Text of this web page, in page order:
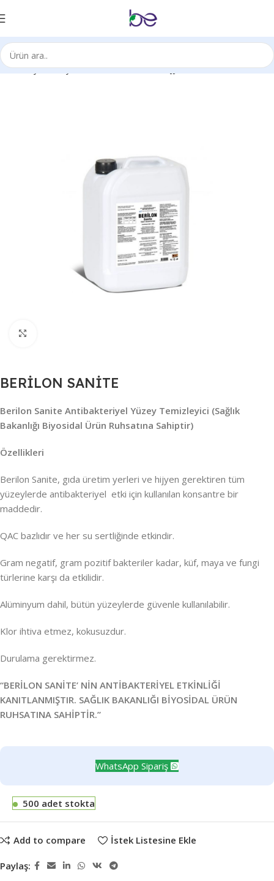
Ana Sayfa Kimyasal Ürünleri Mutfak Hijyeni
BERİLON SANİTE
Berilon Sanite Antibakteriyel Yüzey Temizleyici (Sağlık
Bakanlığı Biyosidal Ürün Ruhsatına Sahiptir)
Özellikleri
Berilon Sanite, gıda üretim yerleri ve hijyen gerektiren tüm
yüzeylerde antibakteriyel etki için kullanılan konsantre bir
maddedir.
QAC bazlıdır ve her su sertliğinde etkindir.
Gram negatif, gram pozitif bakteriler kadar, küf, maya ve fungi
türlerine karşı da etkilidir.
Alüminyum dahil, bütün yüzeylerde güvenle kullanılabilir.
Klor ihtiva etmez, kokusuzdur.
Durulama gerektirmez.
“BERİLON SANİTE’ NİN ANTİBAKTERİYEL ETKİNLİĞİ
KANITLANMIŞTIR. SAĞLIK BAKANLIĞI BİYOSİDAL ÜRÜN
RUHSATINA SAHİPTİR.”
WhatsApp Sipariş
500 adet stokta
Add to compare İstek Listesine Ekle
Paylaş: